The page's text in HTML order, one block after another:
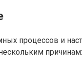
процессов и
причинам: